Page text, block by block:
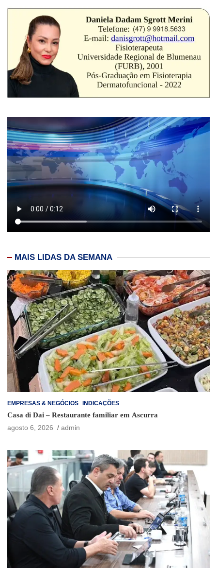
MAIS LIDAS DA SEMANA
EMPRESAS & NEGÓCIOS INDICAÇÕES
Casa di Dai – Restaurante familiar em Ascurra
agosto 6, 2026
admin